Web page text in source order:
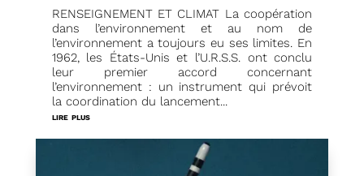
RENSEIGNEMENT ET CLIMAT La coopération
dans l’environnement et au nom de
l’environnement a toujours eu ses limites. En
1962, les États-Unis et l’U.R.S.S. ont conclu
leur premier accord concernant
l’environnement : un instrument qui prévoit
la coordination du lancement...
lire plus